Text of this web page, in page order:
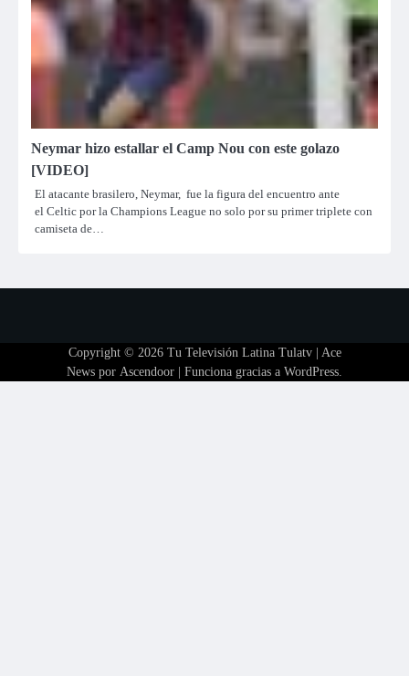
Neymar hizo estallar el Camp Nou con este golazo
[VIDEO]
El atacante brasilero, Neymar, fue la figura del encuentro ante
el Celtic por la Champions League no solo por su primer triplete con
camiseta de…
Copyright © 2026 Tu Televisión Latina Tulatv| Ace
News por Ascendoor | Funciona gracias a WordPress.